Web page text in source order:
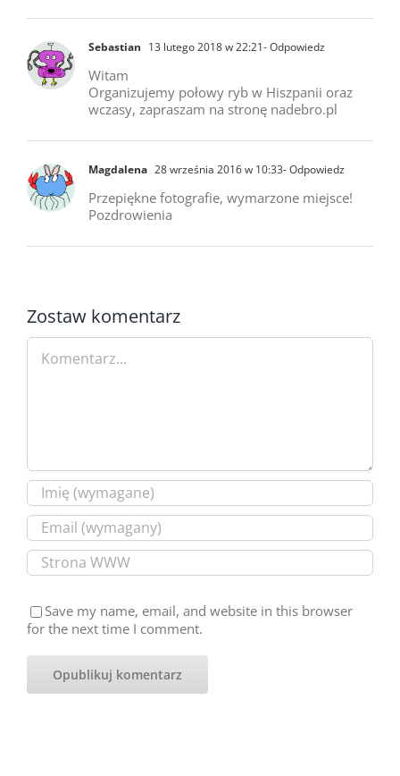
Sebastian 13 lutego 2018 w 22:21- Odpowiedz
Witam
Organizujemy połowy ryb w Hiszpanii oraz
wczasy, zapraszam na stronę nadebro.pl
Magdalena 28 września 2016 w 10:33- Odpowiedz
Przepiękne fotografie, wymarzone miejsce!
Pozdrowienia
Zostaw komentarz
Comment
Save my name, email, and website in this browser
for the next time I comment.